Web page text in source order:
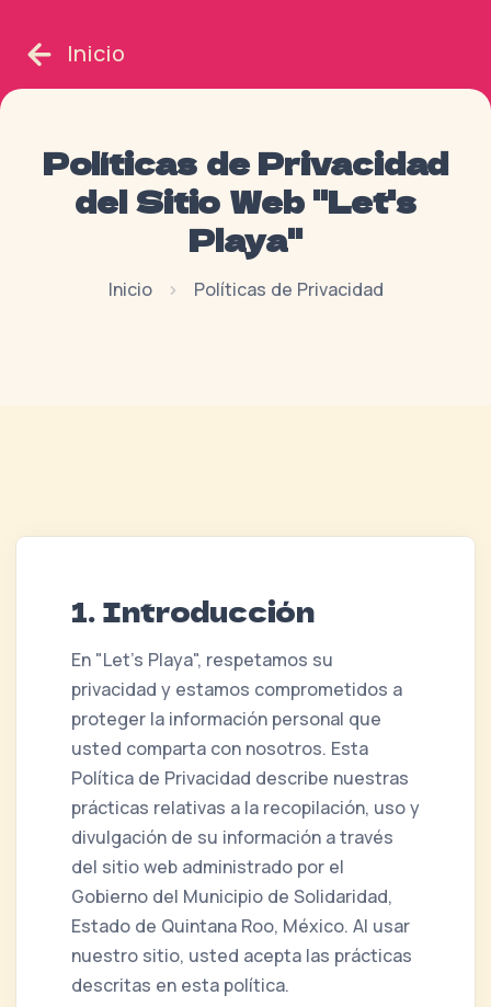
Inicio
Políticas de Privacidad
del Sitio Web "Let's
Playa"
Inicio Políticas de Privacidad
1. Introducción
En "Let's Playa", respetamos su
privacidad y estamos comprometidos a
proteger la información personal que
usted comparta con nosotros. Esta
Política de Privacidad describe nuestras
prácticas relativas a la recopilación, uso y
divulgación de su información a través
del sitio web administrado por el
Gobierno del Municipio de Solidaridad,
Estado de Quintana Roo, México. Al usar
nuestro sitio, usted acepta las prácticas
descritas en esta política.